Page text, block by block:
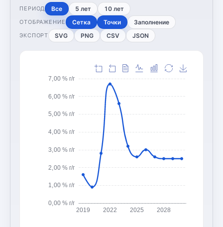
ПЕРИОД Все 5 лет 10 лет
ОТОБРАЖЕНИЕ Сетка Точки Заполнение
ЭКСПОРТ SVG PNG CSV JSON
0,00 % г/г
1,00 % г/г
2,00 % г/г
3,00 % г/г
4,00 % г/г
5,00 % г/г
6,00 % г/г
7,00 % г/г
2019 2022 2025 2028